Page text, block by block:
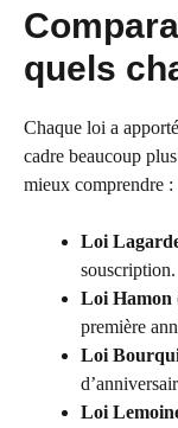
quels
Chaque loi a
cadre beaucoup
mieux comprendre :
Loi
souscription.
Loi Hamon
première
Loi
Loi